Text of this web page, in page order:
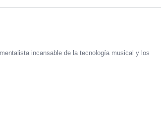
incansable de la tecnología musical y los